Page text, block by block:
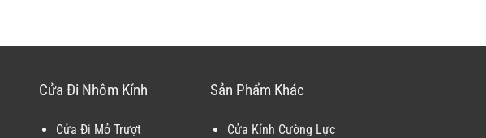
Cửa Đi Nhôm Kính
Cửa Đi Mở Trượt
Sản Phẩm Khác
Cửa Kính Cường Lực